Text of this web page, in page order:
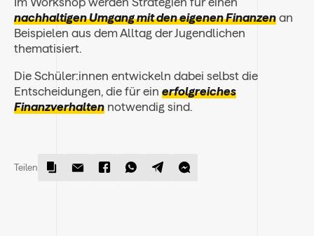
nachhaltigen Umgang mit den eigenen Finanzen an
Beispielen aus dem Alltag der Jugendlichen
thematisiert.
Die Schüler:innen entwickeln dabei selbst die
Entscheidungen, die für ein erfolgreiches
Finanzverhalten notwendig sind.
Teilen